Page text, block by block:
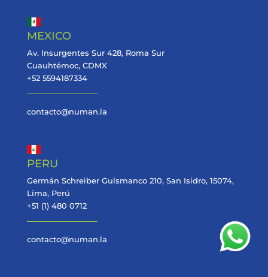
MEXICO
Av. Insurgentes Sur 428, Roma Sur
Cuauhtémoc, CDMX
+52 5594187334
contacto@numan.la
PERU
Germán Schreiber Gulsmanco 210, San Isidro, 15074,
Lima, Perú
+51 (1) 480 0712
contacto@numan.la